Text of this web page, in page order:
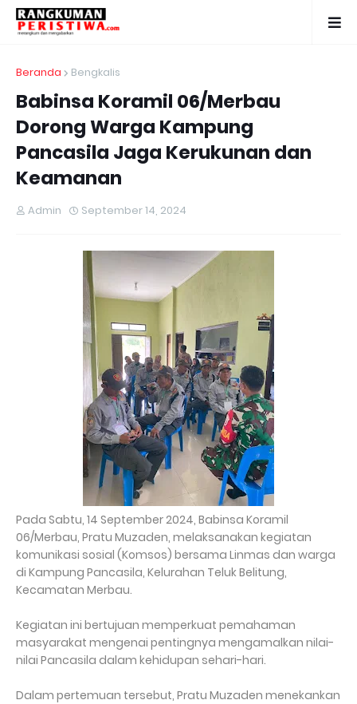
Beranda Bengkalis
Babinsa Koramil 06/Merbau
Dorong Warga Kampung
Pancasila Jaga Kerukunan dan
Keamanan
Admin September 14, 2024
Pada Sabtu, 14 September 2024, Babinsa Koramil
06/Merbau, Pratu Muzaden, melaksanakan kegiatan
komunikasi sosial (Komsos) bersama Linmas dan warga
di Kampung Pancasila, Kelurahan Teluk Belitung,
Kecamatan Merbau.
Kegiatan ini bertujuan memperkuat pemahaman
masyarakat mengenai pentingnya mengamalkan nilai-
nilai Pancasila dalam kehidupan sehari-hari.
Dalam pertemuan tersebut, Pratu Muzaden menekankan